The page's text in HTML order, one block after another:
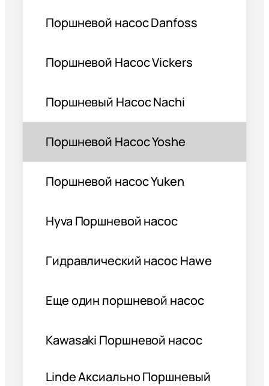
Поршневой насос Danfoss
Поршневой Насос Vickers
Поршневый Насос Nachi
Поршневой Насос Yoshe
Поршневой насос Yuken
Hyva Поршневой насос
Гидравлический насос Hawe
Еще один поршневой насос
Kawasaki Поршневой насос
Linde Аксиально Поршневый